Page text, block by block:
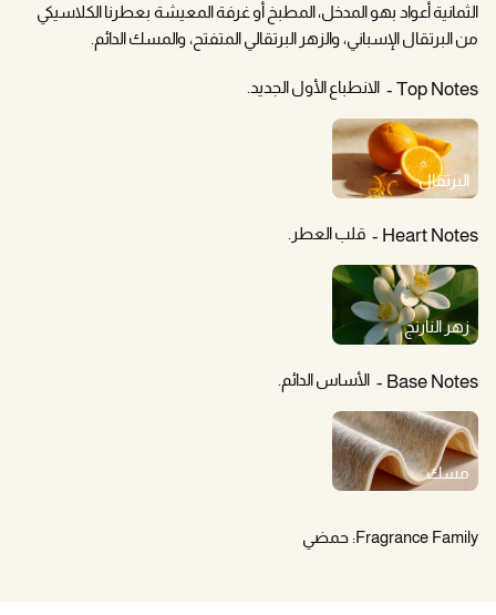
الثمانية أعواد بهو المدخل، المطبخ أو غرفة المعيشة بعطرنا الكلاسيكي
من البرتقال الإسباني، والزهر البرتقالي المتفتح، والمسك الدائم.
Top Notes الانطباع الأول الجديد.
البرتقال
Heart Notes قلب العطر.
زهر النارنج
Base Notes الأساس الدائم.
مسك
Fragrance Family: حمضي